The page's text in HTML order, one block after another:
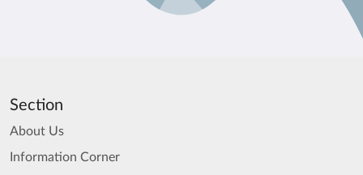
Section
About Us
Information Corner